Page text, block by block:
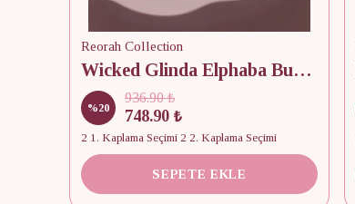
Reorah Collection
Wicked Glinda Elphaba Butterfly Arkadaşlık Bilekliği
%20
936.90 ₺
748.90 ₺
2 1. Kaplama Seçimi 2 2. Kaplama Seçimi
SEPETE EKLE